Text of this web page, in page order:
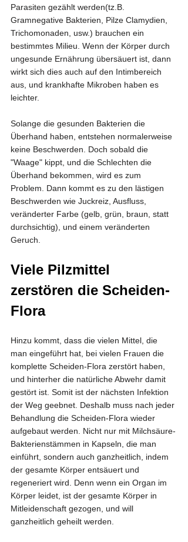
Parasiten gezählt werden(tz.B.
Gramnegative Bakterien, Pilze Clamydien,
Trichomonaden, usw.) brauchen ein
bestimmtes Milieu. Wenn der Körper durch
ungesunde Ernährung übersäuert ist, dann
wirkt sich dies auch auf den Intimbereich
aus, und krankhafte Mikroben haben es
leichter.
Solange die gesunden Bakterien die
Überhand haben, entstehen normalerweise
keine Beschwerden. Doch sobald die
"Waage" kippt, und die Schlechten die
Überhand bekommen, wird es zum
Problem. Dann kommt es zu den lästigen
Beschwerden wie Juckreiz, Ausfluss,
veränderter Farbe (gelb, grün, braun, statt
durchsichtig), und einem veränderten
Geruch.
Viele Pilzmittel
zerstören die Scheiden-
Flora
Hinzu kommt, dass die vielen Mittel, die
man eingeführt hat, bei vielen Frauen die
komplette Scheiden-Flora zerstört haben,
und hinterher die natürliche Abwehr damit
gestört ist. Somit ist der nächsten Infektion
der Weg geebnet. Deshalb muss nach jeder
Behandlung die Scheiden-Flora wieder
aufgebaut werden. Nicht nur mit Milchsäure-
Bakterienstämmen in Kapseln, die man
einführt, sondern auch ganzheitlich, indem
der gesamte Körper entsäuert und
regeneriert wird. Denn wenn ein Organ im
Körper leidet, ist der gesamte Körper in
Mitleidenschaft gezogen, und will
ganzheitlich geheilt werden.